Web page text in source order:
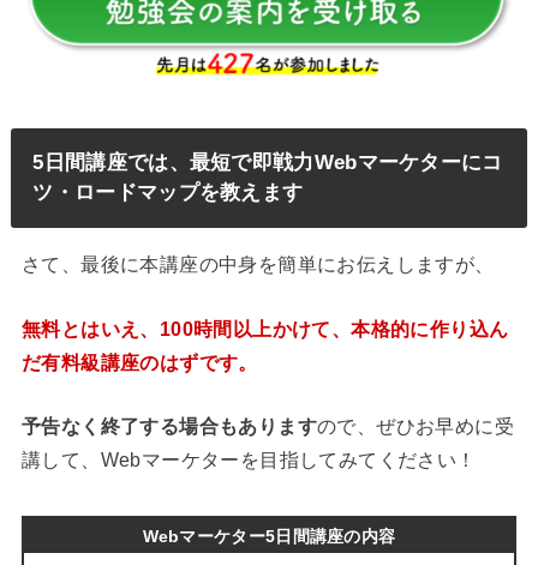
5日間講座では、最短で即戦力Webマーケターにコ
ツ・ロードマップを教えます
さて、最後に本講座の中身を簡単にお伝えしますが、
無料とはいえ、100時間以上かけて、本格的に作り込ん
だ有料級講座のはずです。
予告なく終了する場合もありますので、ぜひお早めに受
講して、Webマーケターを目指してみてください！
Webマーケター5日間講座の内容